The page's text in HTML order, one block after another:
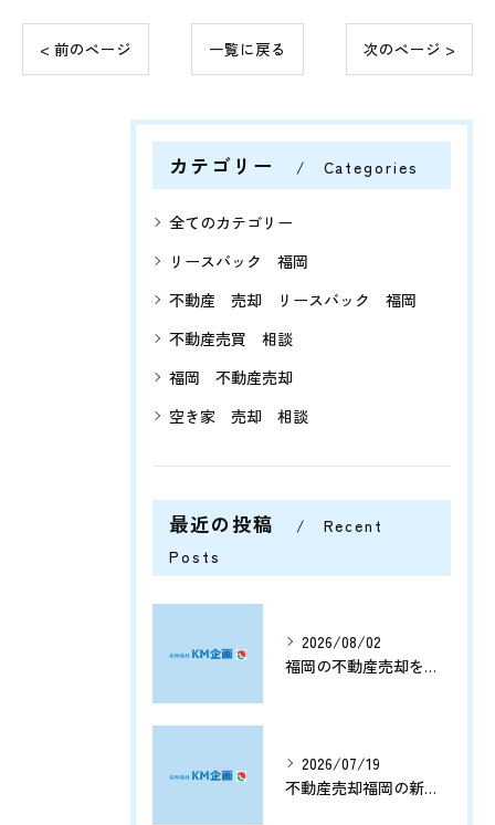
< 前のページ 一覧に戻る 次のページ >
カテゴリー Categories
全てのカテゴリー
リースバック 福岡
不動産 売却 リースバック 福岡
不動産売買 相談
福岡 不動産売却
空き家 売却 相談
最近の投稿
Recent
Posts
2026/08/02
福岡の不動産売却を分析する将来価格推移と有利なタイミングの見極め方
2026/07/19
不動産売却福岡の新展開と資産価値を守る売却戦略まとめ